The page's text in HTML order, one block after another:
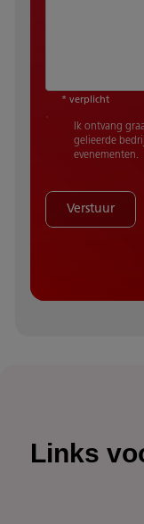
* verplicht
Ik ontvang
gelieerde
evenementen.
Verstuur
Links